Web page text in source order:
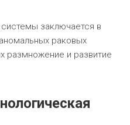
заключается в
раковых
размножение и развитие